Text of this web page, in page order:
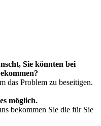
Sie könnten bei
das Problem zu beseitigen.
möglich.
bekommen Sie die für Sie